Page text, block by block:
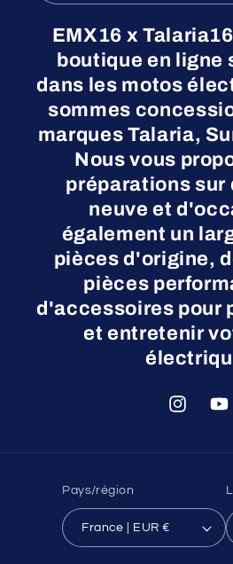
EMX16 x
boutique en ligne
dans les motos
sommes
marques Talaria,
Nous vous
préparations sur
neuve et
également un
pièces d'origine,
pièces
d'accessoires pour
et entretenir
Instagram
Pays/région
France | EUR €